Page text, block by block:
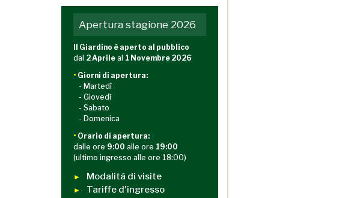
Apertura stagione 2026
Il Giardino è aperto al pubblico
dal 2 Aprile al 1 Novembre 2026
• Giorni di apertura:
- Martedì
- Giovedì
- Sabato
- Domenica
• Orario di apertura:
dalle ore 9:00 alle ore 19:00
(ultimo ingresso alle ore 18:00)
► Modalità di visite
► Tariffe d'ingresso